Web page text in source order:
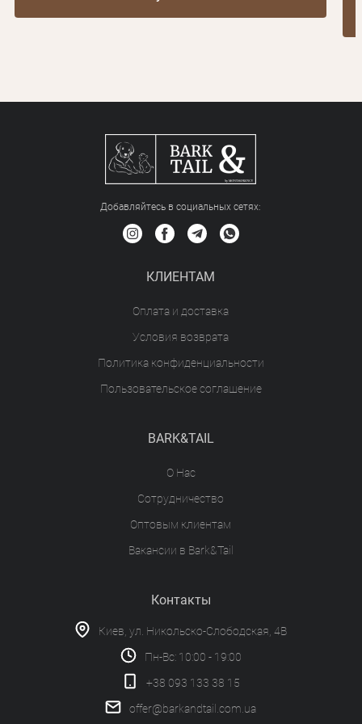
Добавляйтесь в социальных сетяx:
КЛИЕНТАМ
Оплата и доставка
Условия возврата
Политика конфиденциальности
Пользовательское соглашение
BARK&TAIL
О Нас
Сотрудничество
Оптовым клиентам
Вакансии в Bark&Tail
Контакты
Киев, ул. Никольско-Слободская, 4В
Пн-Вс: 10:00 - 19:00
+38 093 133 38 15
offer@barkandtail.com.ua